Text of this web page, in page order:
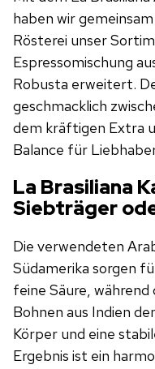
haben wir
Rösterei unser
Espressomischung
Robusta erweitert.
geschmacklich
dem kräftigen Extra
Balance für
La Brasiliana
Siebträger
Die verwendeten
Südamerika sorgen
feine Säure,
Bohnen aus Indien
Körper und eine
Ergebnis ist ein